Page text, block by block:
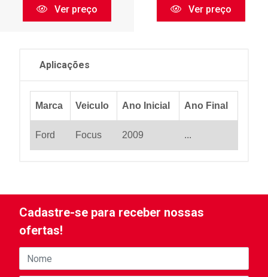
Ver preço Ver preço
Aplicações
Marca Veiculo Ano Inicial Ano Final
Ford Focus 2009 ...
Cadastre-se para receber nossas
ofertas!